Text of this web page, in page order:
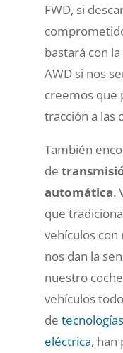
FWD, si
bastará con
AWD si nos
creemos que
tracción a las
También
de
automática.
que
vehículos con
nos dan la
nuestro
vehículos
de
eléctrica, han